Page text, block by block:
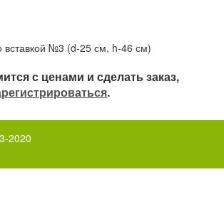
вставкой №3 (d-25 см, h-46 см)
с ценами и сделать заказ,
.
2020